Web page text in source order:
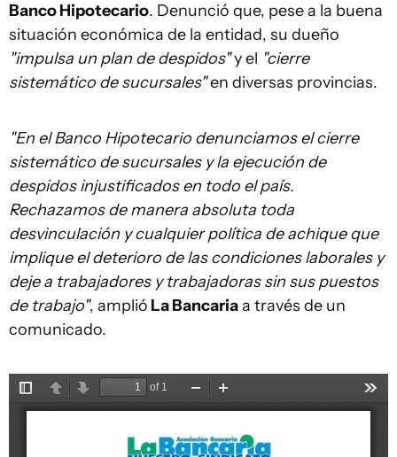
Banco Hipotecario. Denunció que, pese a la buena
situación económica de la entidad, su dueño
"impulsa un plan de despidos"y el "cierre
sistemático de sucursales"en diversas provincias.
"En el Banco Hipotecario denunciamos el cierre
sistemático de sucursales y la ejecución de
despidos injustificados en todo el país.
Rechazamos de manera absoluta toda
desvinculación y cualquier política de achique que
implique el deterioro de las condiciones laborales y
deje a trabajadores y trabajadoras sin sus puestos
de trabajo", amplió La Bancariaa través de un
comunicado.